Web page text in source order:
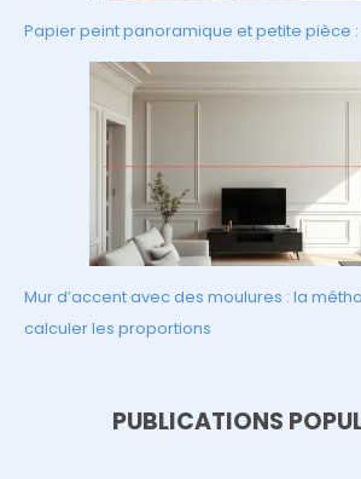
Papier peint panoramique et petite pièce
Mur d’accent avec des moulures : la
calculer les proportions
PUBLICATIONS